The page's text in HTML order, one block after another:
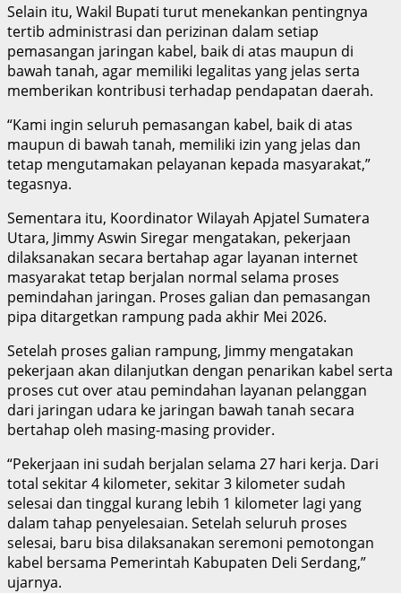
Selain itu, Wakil Bupati turut menekankan pentingnya
tertib administrasi dan perizinan dalam setiap
pemasangan jaringan kabel, baik di atas maupun di
bawah tanah, agar memiliki legalitas yang jelas serta
memberikan kontribusi terhadap pendapatan daerah.
“Kami ingin seluruh pemasangan kabel, baik di atas
maupun di bawah tanah, memiliki izin yang jelas dan
tetap mengutamakan pelayanan kepada masyarakat,”
tegasnya.
Sementara itu, Koordinator Wilayah Apjatel Sumatera
Utara, Jimmy Aswin Siregar mengatakan, pekerjaan
dilaksanakan secara bertahap agar layanan internet
masyarakat tetap berjalan normal selama proses
pemindahan jaringan. Proses galian dan pemasangan
pipa ditargetkan rampung pada akhir Mei 2026.
Setelah proses galian rampung, Jimmy mengatakan
pekerjaan akan dilanjutkan dengan penarikan kabel serta
proses cut over atau pemindahan layanan pelanggan
dari jaringan udara ke jaringan bawah tanah secara
bertahap oleh masing-masing provider.
“Pekerjaan ini sudah berjalan selama 27 hari kerja. Dari
total sekitar 4 kilometer, sekitar 3 kilometer sudah
selesai dan tinggal kurang lebih 1 kilometer lagi yang
dalam tahap penyelesaian. Setelah seluruh proses
selesai, baru bisa dilaksanakan seremoni pemotongan
kabel bersama Pemerintah Kabupaten Deli Serdang,”
ujarnya.